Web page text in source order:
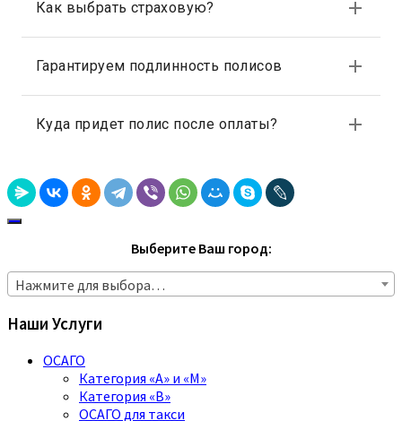
Выберите Ваш город:
Нажмите для выбора…
Наши Услуги
ОСАГО
Категория «A» и «M»
Категория «B»
ОСАГО для такси